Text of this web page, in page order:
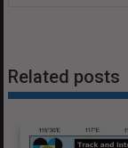
Related posts